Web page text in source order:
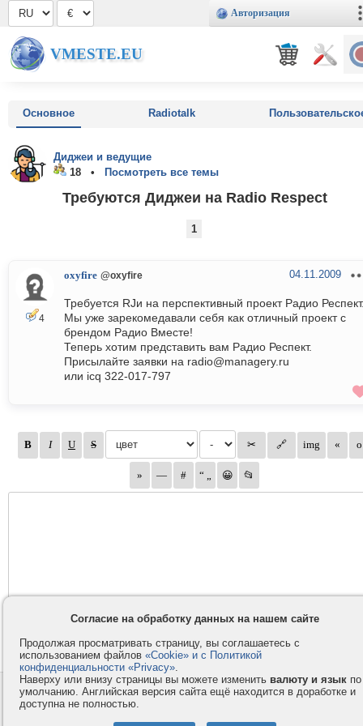
Авторизация
VMESTE.EU
Основное Radiotalk
Диджеи и ведущие
18 •
Посмотреть все темы
Требуются Диджеи на Radio Respect
1
4
oxyfire @oxyfire 04.11.2009
Требуется RJи на перспективный проект Радио
Мы уже зарекомедавали себя как отличный проект с
брендом Радио Вместе!
Теперь хотим представить вам Радио Респект.
Присылайте заявки на radio@managery.ru
или icq 322-017-797
Контакты
Компания
Privacy и Cookie
Согласие на обработку данных на нашем сайте
Продолжая просматривать страницу, вы соглашаетесь с
использованием файлов «Cookie» и с Политикой
конфиденциальности «Privacy».
Наверху или внизу страницы вы можете изменить валюту и язык по
умолчанию. Английская версия сайта ещё находится в доработке и
доступна не полностью.